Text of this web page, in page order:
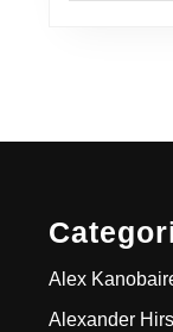
Alex
Alexander